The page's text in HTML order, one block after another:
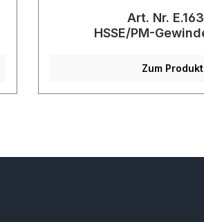
Art. Nr.
HSSE/PM-
Zum Produkt